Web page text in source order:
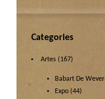
Categories
Artes (167)
Babart De Wever
Expo (44)